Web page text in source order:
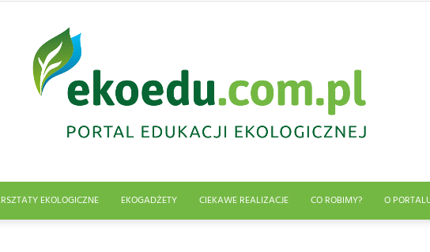
EKOLOGICZNE EKOGADŻETY CIEKAWE REALIZACJE CO ROBIMY? O